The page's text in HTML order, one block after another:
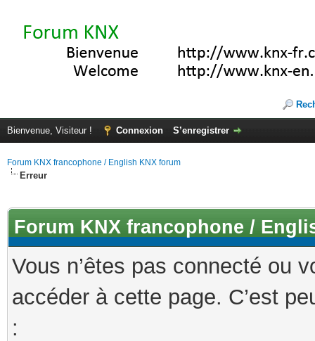
Bienvenue, Visiteur ! Connexion S’enregistrer
Forum KNX francophone / English KNX forum
Erreur
Forum KNX francophone /
Vous n’êtes pas connecté ou
accéder à cette page. C’est
: